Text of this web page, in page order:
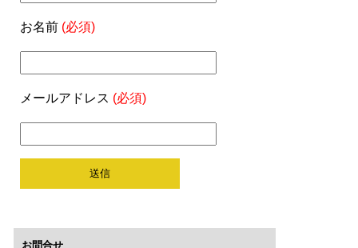
お名前 (必須)
メールアドレス (必須)
お問合せ